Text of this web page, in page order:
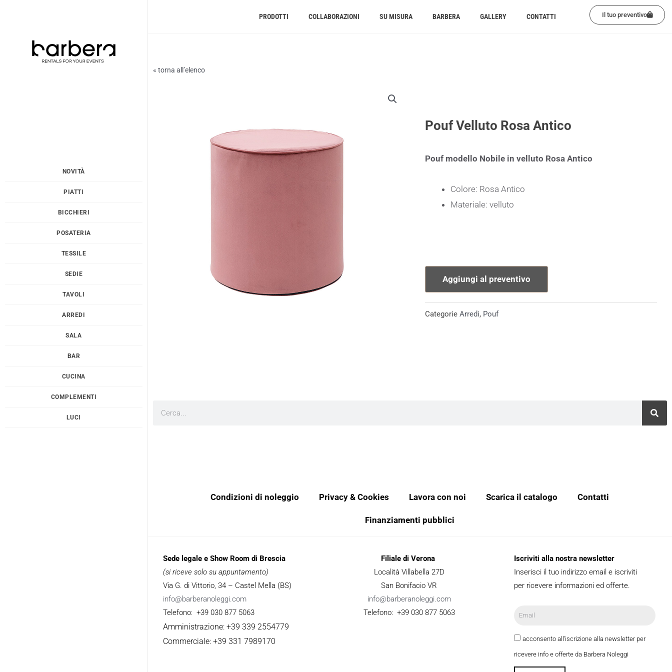
contenuto
NOVITÀ
PIATTI
BICCHIERI
POSATERIA
TESSILE
SEDIE
TAVOLI
ARREDI
SALA
BAR
CUCINA
COMPLEMENTI
LUCI
PRODOTTI COLLABORAZIONI SU MISURA BARBERA GALLERY CONTATTI Il tuo preventivo
« torna all’elenco
Pouf Velluto Rosa Antico
Pouf modello Nobile in velluto Rosa Antico
Colore: Rosa Antico
Materiale: velluto
Aggiungi al preventivo
Categorie Arredi, Pouf
Cerca
Condizioni di noleggio Privacy & Cookies Lavora con noi Scarica il catalogo Contatti
Finanziamenti pubblici
Sede legale e Show Room di Brescia
(si riceve solo su appuntamento)
Via G. di Vittorio, 34 – Castel Mella (BS)
info@barberanoleggi.com
Telefono: +39 030 877 5063
Amministrazione: +39 339 2554779
Commerciale: +39 331 7989170
Filiale di Verona
Località Villabella 27D
San Bonifacio VR
info@barberanoleggi.com
Telefono: +39 030 877 5063
Iscriviti alla nostra newsletter
Inserisci il tuo indirizzo email e iscriviti
per ricevere informazioni ed offerte.
acconsento all'iscrizione alla newsletter per
ricevere info e offerte da Barbera Noleggi